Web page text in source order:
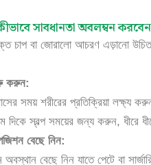
সাবধানতা অবলম্বন
চাপ বা জোরালো আচরণ এড়ানো
করুন:
সময় শরীরের প্রতিক্রিয়া লক্ষ্য
দিকে স্বল্প সময়ের জন্য করুন, ধীরে
বেছে নিন:
বেছে নিন যাতে পেটে বা